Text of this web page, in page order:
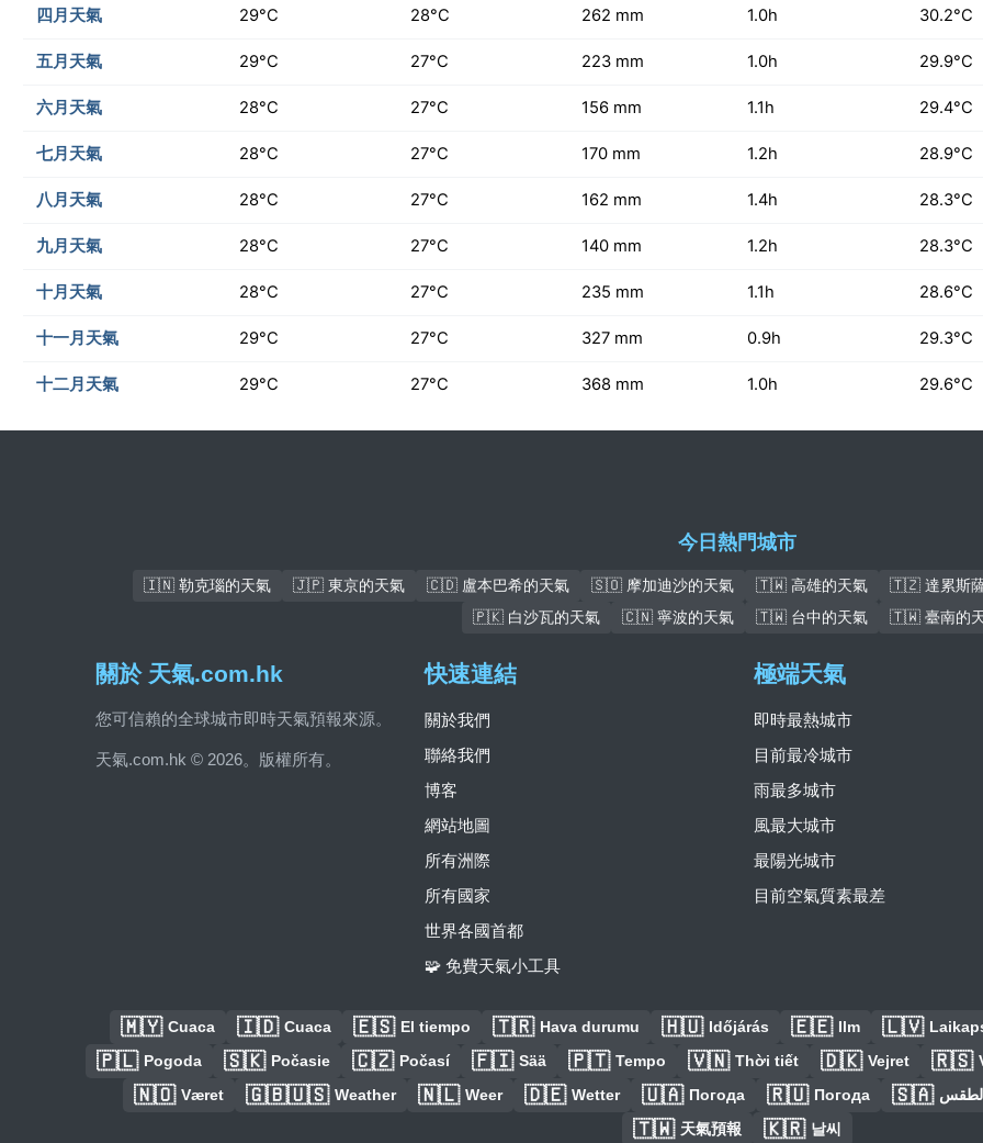
四月天氣 29°C 28°C 262 mm 1.0h 30.2°C
五月天氣 29°C 27°C 223 mm 1.0h 29.9°C
六月天氣 28°C 27°C 156 mm 1.1h 29.4°C
七月天氣 28°C 27°C 170 mm 1.2h 28.9°C
八月天氣 28°C 27°C 162 mm 1.4h 28.3°C
九月天氣 28°C 27°C 140 mm 1.2h 28.3°C
十月天氣 28°C 27°C 235 mm 1.1h 28.6°C
十一月天氣 29°C 27°C 327 mm 0.9h 29.3°C
十二月天氣 29°C 27°C 368 mm 1.0h 29.6°C
今日熱門城市
🇮🇳 勒克瑙的天氣 🇯🇵 東京的天氣 🇨🇩 盧本巴希的天氣 🇸🇴 摩加迪沙的天氣 🇹🇼 高雄的天氣
🇹🇿 達累斯
🇵🇰 白沙瓦的天氣
🇨🇳 寧波的天氣 🇹🇼 台中的天氣 🇹🇼 臺南的
關於 天氣.com.hk
您可信賴的全球城市即時天氣預報來源。
天氣.com.hk © 2026。版權所有。
快速連結
關於我們
聯絡我們
博客
網站地圖
所有洲際
所有國家
世界各國首都
🧩 免費天氣小工具
極端天氣
即時最熱城市
目前最冷城市
雨最多城市
風最大城市
最陽光城市
目前空氣質素最差
🇲🇾 Cuaca 🇮🇩 Cuaca 🇪🇸 El tiempo 🇹🇷 Hava durumu 🇭🇺 Időjárás 🇪🇪 Ilm 🇱🇻
🇵🇱 Pogoda 🇸🇰 Počasie 🇨🇿 Počasí 🇫🇮 Sää 🇵🇹 Tempo 🇻🇳 Thời tiết 🇩🇰 Vejret 🇷🇸
🇳🇴 Været 🇬🇧🇺🇸 Weather 🇳🇱 Weer 🇩🇪 Wetter 🇺🇦 Погода 🇷🇺 Погода 🇸🇦
🇹🇼 天氣預報 🇰🇷 날씨